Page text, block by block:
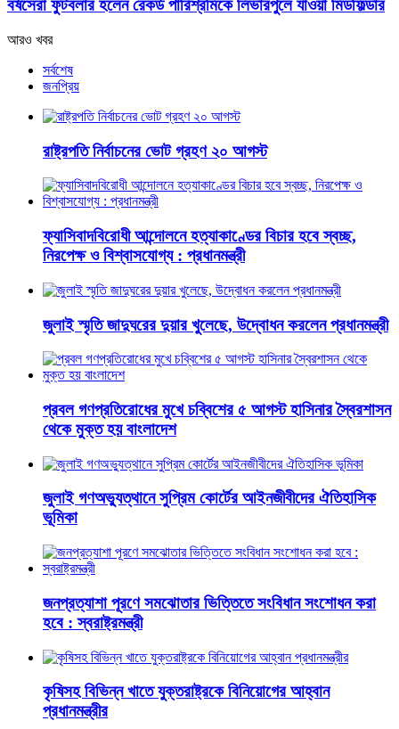
বর্ষসেরা ফুটবলার হলেন রেকর্ড পারিশ্রমিকে লিভারপুলে যাওয়া মিডফিল্ডার
আরও খবর
সর্বশেষ
জনপ্রিয়
রাষ্ট্রপতি নির্বাচনের ভোট গ্রহণ ২০ আগস্ট
ফ্যাসিবাদবিরোধী আন্দোলনে হত্যাকাণ্ডের বিচার হবে স্বচ্ছ,
নিরপেক্ষ ও বিশ্বাসযোগ্য : প্রধানমন্ত্রী
জুলাই স্মৃতি জাদুঘরের দুয়ার খুলেছে, উদ্বোধন করলেন প্রধানমন্ত্রী
প্রবল গণপ্রতিরোধের মুখে চব্বিশের ৫ আগস্ট হাসিনার স্বৈরশাসন
থেকে মুক্ত হয় বাংলাদেশ
জুলাই গণঅভ্যুত্থানে সুপ্রিম কোর্টের আইনজীবীদের ঐতিহাসিক
ভূমিকা
জনপ্রত্যাশা পূরণে সমঝোতার ভিত্তিতে সংবিধান সংশোধন করা
হবে : স্বরাষ্ট্রমন্ত্রী
কৃষিসহ বিভিন্ন খাতে যুক্তরাষ্ট্রকে বিনিয়োগের আহ্বান
প্রধানমন্ত্রীর